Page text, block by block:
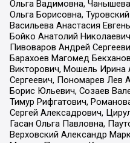
Ольга Вадимовна,
Ольга Борисовна,
Васильева Анастасия
Бойко Анатолий
Пивоваров Андрей
Барахоев Магомед
Викторович, Мошель Ирина
Сергеевич, Пономарев Лев
Борис Юльевич, Созаев
Тимур Рифгатович,
Сергей Алексадрович,
Гасан Ольга Павловна,
Верховский Александр